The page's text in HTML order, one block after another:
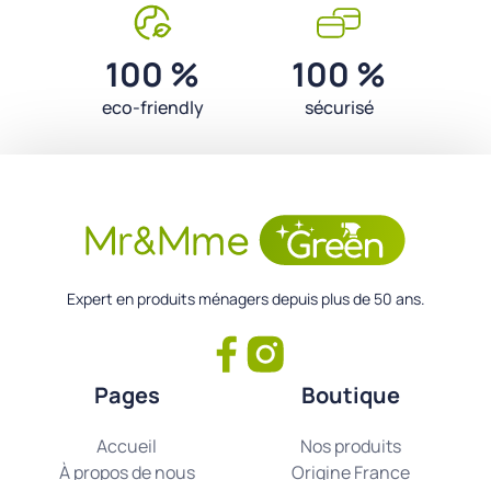
100 %
eco-friendly
100 %
sécurisé
Expert en produits ménagers depuis plus de 50 ans.
Pages
Accueil
À propos de nous
Boutique
Nos produits
Origine France